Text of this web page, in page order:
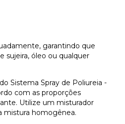
garantindo que
sujeira, óleo ou qualquer
Sistema Spray de Poliureia -
com as proporções
Utilize um misturador
mistura homogênea.